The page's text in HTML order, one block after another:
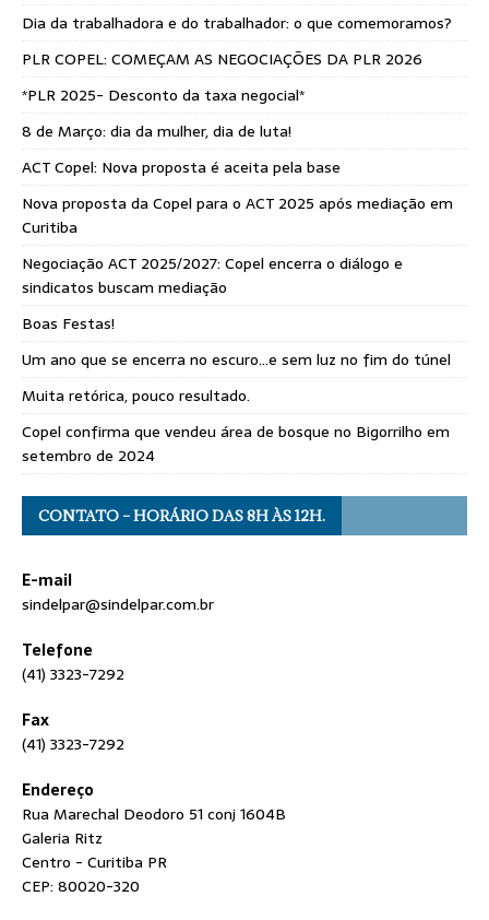
Dia da trabalhadora e do trabalhador: o que comemoramos?
PLR COPEL: COMEÇAM AS NEGOCIAÇÕES DA PLR 2026
*PLR 2025- Desconto da taxa negocial*
8 de Março: dia da mulher, dia de luta!
ACT Copel: Nova proposta é aceita pela base
Nova proposta da Copel para o ACT 2025 após mediação em
Curitiba
Negociação ACT 2025/2027: Copel encerra o diálogo e
sindicatos buscam mediação
Boas Festas!
Um ano que se encerra no escuro…e sem luz no fim do túnel
Muita retórica, pouco resultado.
Copel confirma que vendeu área de bosque no Bigorrilho em
setembro de 2024
CONTATO – HORÁRIO DAS 8H ÀS 12H.
E-mail
sindelpar@sindelpar.com.br
Telefone
(41) 3323-7292
Fax
(41) 3323-7292
Endereço
Rua Marechal Deodoro 51 conj 1604B
Galeria Ritz
Centro - Curitiba PR
CEP: 80020-320